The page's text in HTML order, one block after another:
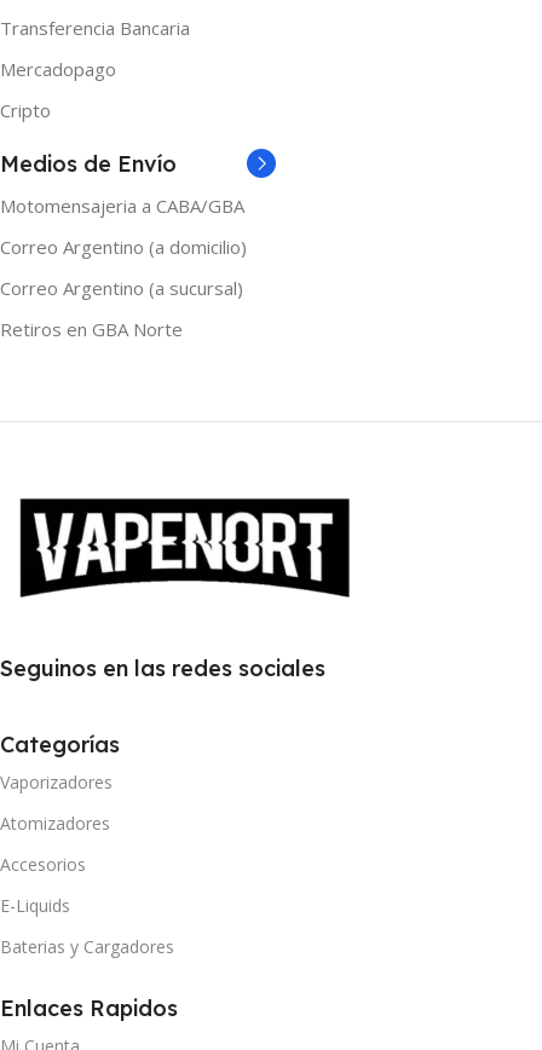
TAMAÑO
Transferencia Bancaria
Mercadopago
Cripto
Medios de Envío
Motomensajeria a CABA/GBA
Correo Argentino (a domicilio)
Correo Argentino (a sucursal)
Retiros en GBA Norte
Seguinos en las redes sociales
Categorías
Vaporizadores
Atomizadores
Accesorios
E-Liquids
Baterias y Cargadores
Enlaces Rapidos